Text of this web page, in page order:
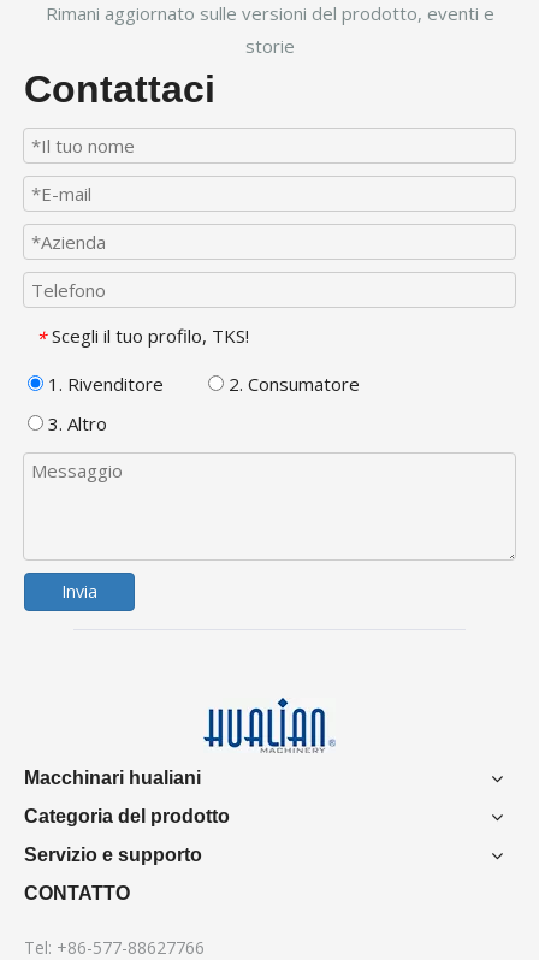
Rimani aggiornato sulle versioni del prodotto, eventi e
storie
Contattaci
* Scegli il tuo profilo, TKS!
1. Rivenditore
2. Consumatore
3. Altro
Invia
Macchinari hualiani
Categoria del prodotto
Servizio e supporto
CONTATTO
Tel: +86-577-88627766